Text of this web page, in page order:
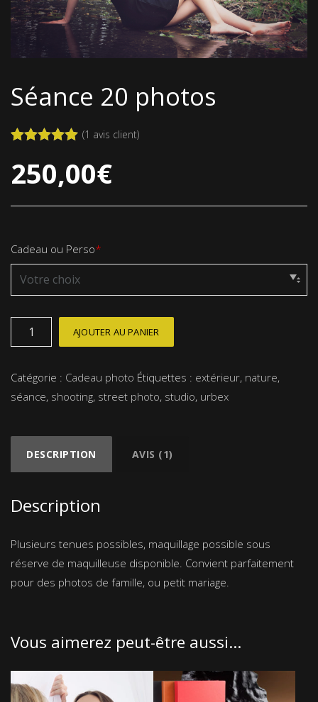
Séance 20 photos
sur 5 basé
sur
client
(1 avis client)
250,00€
Cadeau ou Perso*
quantité
de
20
photos
AJOUTER AU PANIER
Catégorie : Cadeau photo Étiquettes : extérieur, nature,
séance, shooting, street photo, studio, urbex
DESCRIPTION AVIS (1)
Description
Plusieurs tenues possibles, maquillage possible sous
réserve de maquilleuse disponible. Convient parfaitement
pour des photos de famille, ou petit mariage.
Vous aimerez peut-être aussi…